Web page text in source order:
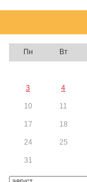
Пн Вт
3 4
10 11
17 18
24 25
31